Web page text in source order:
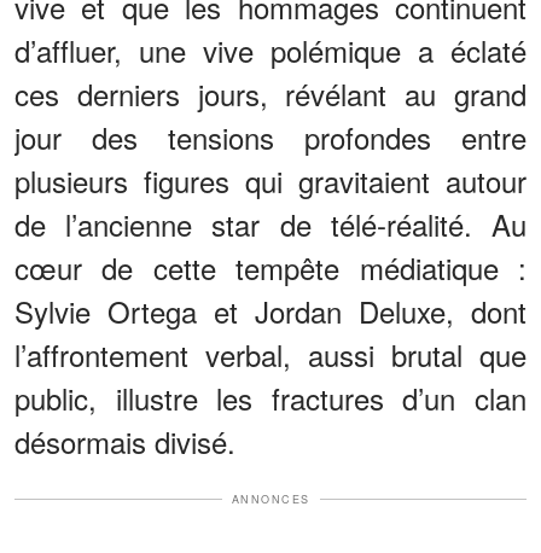
d’affluer, une vive polémique a éclaté
ces derniers jours, révélant au grand
jour des tensions profondes entre
plusieurs figures qui gravitaient autour
de l’ancienne star de télé-réalité. Au
cœur de cette tempête médiatique :
Sylvie Ortega et Jordan Deluxe, dont
l’affrontement verbal, aussi brutal que
public, illustre les fractures d’un clan
désormais divisé.
ANNONCES